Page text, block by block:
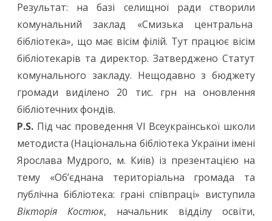
Результат: на базі селищної ради створили
комунальний заклад «Смизька центральна
бібліотека», що має вісім філій. Тут працює вісім
бібліотекарів та директор. Затверджено Статут
комунального закладу. Нещодавно з бюджету
громади виділено 20 тис. грн на оновлення
бібліотечних фондів.
P.S. Під час проведення VI Всеукраїнської школи
методиста (Національна бібліотека України імені
Ярослава Мудрого, м. Київ) із презентацією на
тему «Об’єднана територіальна громада та
публічна бібліотека: грані співпраці» виступила
Вікторія Костюк, начальник відділу освіти,